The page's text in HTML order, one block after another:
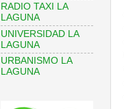
RADIO TAXI LA
LAGUNA
UNIVERSIDAD LA
LAGUNA
URBANISMO LA
LAGUNA